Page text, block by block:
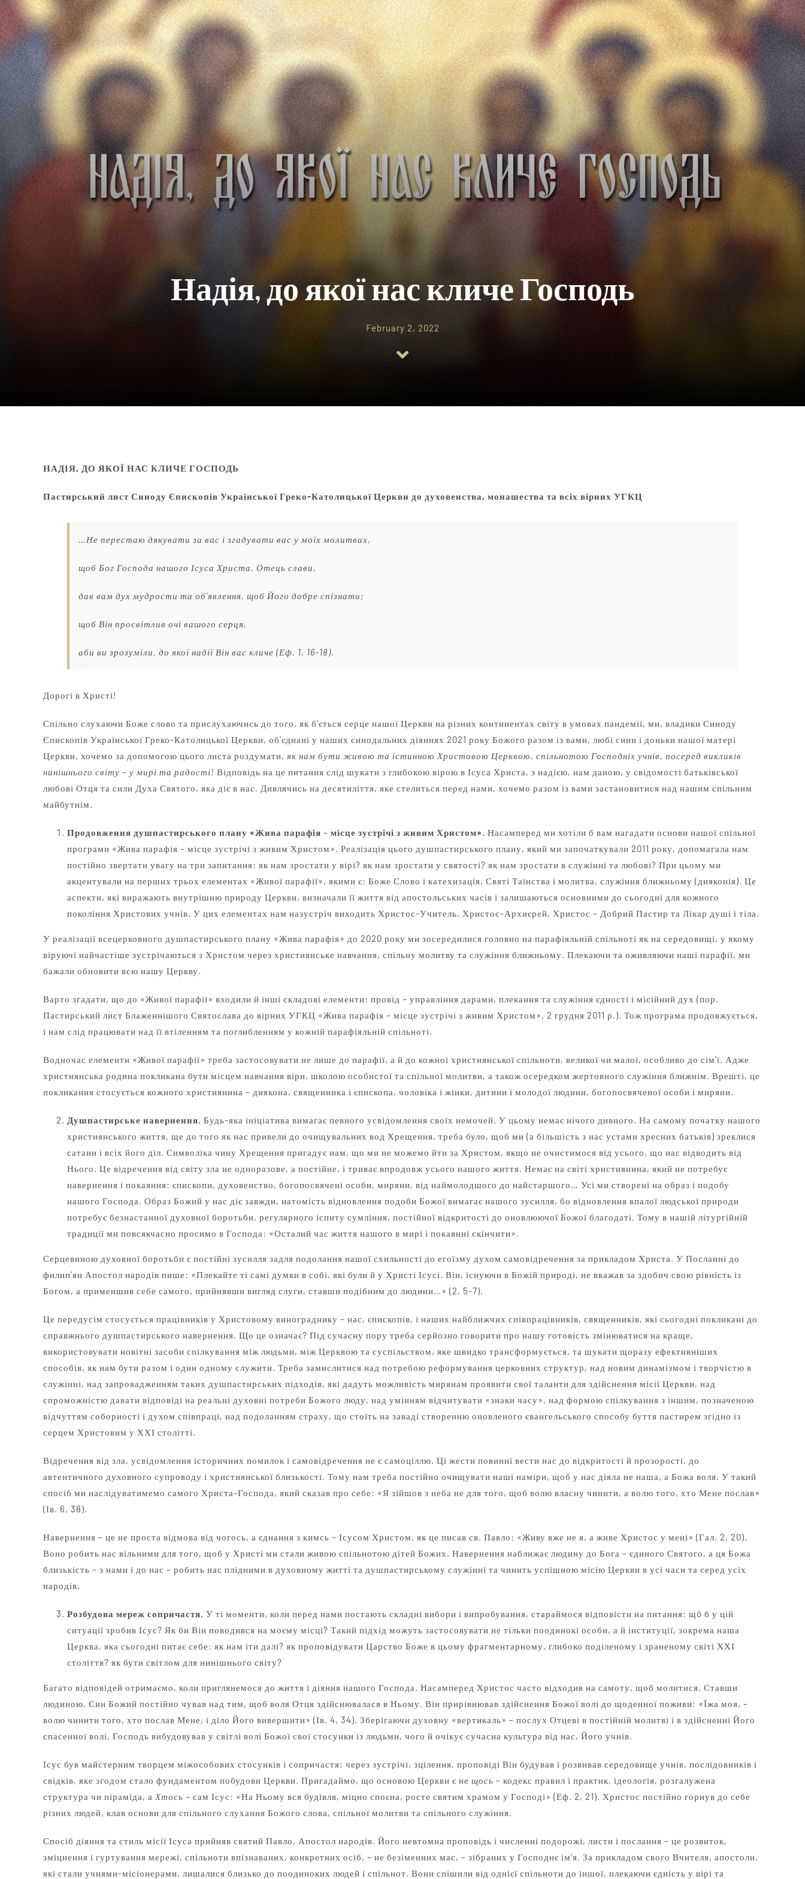
Надія, до якої нас кличе Господь
February 2, 2022
НАДІЯ, ДО ЯКОЇ НАС КЛИЧЕ ГОСПОДЬ
Пастирський лист Синоду Єпископів Української Греко-Католицької Церкви до духовенства, монашества та всіх вірних УГКЦ
…Не перестаю дякувати за вас і згадувати вас у моїх молитвах,
щоб Бог Господа нашого Ісуса Христа, Отець слави,
дав вам дух мудрости та об’явлення, щоб Його добре спізнати;
щоб Він просвітлив очі вашого серця,
аби ви зрозуміли, до якої надії Він вас кличе (Еф. 1, 16-18).
Дорогі в Христі!
Спільно слухаючи Боже слово та прислухаючись до того, як б’ється серце нашої Церкви на різних континентах світу в умовах пандемії, ми, владики Синоду
Єпископів Української Греко-Католицької Церкви, об’єднані у наших синодальних діяннях 2021 року Божого разом із вами, любі сини і доньки нашої матері
Церкви, хочемо за допомогою цього листа роздумати, як нам бути живою та істинною Христовою Церквою, спільнотою Господніх учнів, посеред викликів
нинішнього світу – у мирі та радості! Відповідь на це питання слід шукати з глибокою вірою в Ісуса Христа, з надією, нам даною, у свідомості батьківської
любові Отця та сили Духа Святого, яка діє в нас. Дивлячись на десятиліття, яке стелиться перед нами, хочемо разом із вами застановитися над нашим спільним
майбутнім.
Продовження душпастирського плану «Жива парафія – місце зустрічі з живим Христом». Насамперед ми хотіли б вам нагадати основи нашої спільної
програми «Жива парафія – місце зустрічі з живим Христом». Реалізація цього душпастирського плану, який ми започаткували 2011 року, допомагала нам
постійно звертати увагу на три запитання: як нам зростати у вірі? як нам зростати у святості? як нам зростати в служінні та любові? При цьому ми
акцентували на перших трьох елементах «Живої парафії», якими є: Боже Слово і катехизація, Святі Таїнства і молитва, служіння ближньому (дияконія). Це
аспекти, які виражають внутрішню природу Церкви, визначали її життя від апостольських часів і залишаються основними до сьогодні для кожного
покоління Христових учнів. У цих елементах нам назустріч виходить Христос-Учитель, Христос-Архиєрей, Христос – Добрий Пастир та Лікар душі і тіла.
У реалізації всецерковного душпастирського плану «Жива парафія» до 2020 року ми зосередилися головно на парафіяльній спільноті як на середовищі, у якому
віруючі найчастіше зустрічаються з Христом через християнське навчання, спільну молитву та служіння ближньому. Плекаючи та оживляючи наші парафії, ми
бажали обновити всю нашу Церкву.
Варто згадати, що до «Живої парафії» входили й інші складові елементи: провід – управління дарами, плекання та служіння єдності і місійний дух (пор.
Пастирський лист Блаженнішого Святослава до вірних УГКЦ «Жива парафія – місце зустрічі з живим Христом», 2 грудня 2011 р.). Тож програма продовжується,
і нам слід працювати над її втіленням та поглибленням у кожній парафіяльній спільноті.
Водночас елементи «Живої парафії» треба застосовувати не лише до парафії, а й до кожної християнської спільноти, великої чи малої, особливо до сім’ї. Адже
християнська родина покликана бути місцем навчання віри, школою особистої та спільної молитви, а також осередком жертовного служіння ближнім. Врешті, це
покликання стосується кожного християнина – диякона, священника і єпископа, чоловіка і жінки, дитини і молодої людини, богопосвяченої особи і миряни.
Душпастирське навернення. Будь-яка ініціатива вимагає певного усвідомлення своїх немочей. У цьому немає нічого дивного. На самому початку нашого
християнського життя, ще до того як нас привели до очищувальних вод Хрещення, треба було, щоб ми (а більшість з нас устами хресних батьків) зреклися
сатани і всіх його діл. Символіка чину Хрещення пригадує нам, що ми не можемо йти за Христом, якщо не очистимося від усього, що нас відводить від
Нього. Це відречення від світу зла не одноразове, а постійне, і триває впродовж усього нашого життя. Немає на світі християнина, який не потребує
навернення і покаяння: єпископи, духовенство, богопосвячені особи, миряни, від наймолодшого до найстаршого… Усі ми створені на образ і подобу
нашого Господа. Образ Божий у нас діє завжди, натомість відновлення подоби Божої вимагає нашого зусилля, бо відновлення впалої людської природи
потребує безнастанної духовної боротьби, регулярного іспиту сумління, постійної відкритості до оновлюючої Божої благодаті. Тому в нашій літургійній
традиції ми повсякчасно просимо в Господа: «Осталий час життя нашого в мирі і покаянні скінчити».
Серцевиною духовної боротьби є постійні зусилля задля подолання нашої схильності до егоїзму духом самовідречення за прикладом Христа. У Посланні до
филип’ян Апостол народів пише: «Плекайте ті самі думки в собі, які були й у Христі Ісусі. Він, існуючи в Божій природі, не вважав за здобич свою рівність із
Богом, а применшив себе самого, прийнявши вигляд слуги, ставши подібним до людини…» (2, 5-7).
Це передусім стосується працівників у Христовому винограднику – нас, єпископів, і наших найближчих співпрацівників, священників, які сьогодні покликані до
справжнього душпастирського навернення. Що це означає? Під сучасну пору треба серйозно говорити про нашу готовість змінюватися на краще,
використовувати новітні засоби спілкування між людьми, між Церквою та суспільством, яке швидко трансформується, та шукати щоразу ефективніших
способів, як нам бути разом і один одному служити. Треба замислитися над потребою реформування церковних структур, над новим динамізмом і творчістю в
служінні, над запровадженням таких душпастирських підходів, які дадуть можливість мирянам проявити свої таланти для здійснення місії Церкви, над
спроможністю давати відповіді на реальні духовні потреби Божого люду, над умінням відчитувати «знаки часу», над формою спілкування з іншим, позначеною
відчуттям соборності і духом співпраці, над подоланням страху, що стоїть на заваді створенню оновленого євангельського способу буття пастирем згідно із
серцем Христовим у ХХІ столітті.
Відречення від зла, усвідомлення історичних помилок і самовідречення не є самоціллю. Ці жести повинні вести нас до відкритості й прозорості, до
автентичного духовного супроводу і християнської близькості. Тому нам треба постійно очищувати наші наміри, щоб у нас діяла не наша, а Божа воля. У такий
спосіб ми наслідуватимемо самого Христа-Господа, який сказав про себе: «Я зійшов з неба не для того, щоб волю власну чинити, а волю того, хто Мене послав»
(Ів. 6, 38).
Навернення – це не проста відмова від чогось, а єднання з кимсь – Ісусом Христом, як це писав св. Павло: «Живу вже не я, а живе Христос у мені» (Гал. 2, 20).
Воно робить нас вільними для того, щоб у Христі ми стали живою спільнотою дітей Божих. Навернення наближає людину до Бога – єдиного Святого, а ця Божа
близькість – з нами і до нас – робить нас плідними в духовному житті та душпастирському служінні та чинить успішною місію Церкви в усі часи та серед усіх
народів.
Розбудова мереж сопричастя. У ті моменти, коли перед нами постають складні вибори і випробування, стараймося відповісти на питання: щó б у цій
ситуації зробив Ісус? Як би Він поводився на моєму місці? Такий підхід можуть застосовувати не тільки поодинокі особи, а й інституції, зокрема наша
Церква, яка сьогодні питає себе: як нам іти далі? як проповідувати Царство Боже в цьому фрагментарному, глибоко поділеному і зраненому світі ХХІ
століття? як бути світлом для нинішнього світу?
Багато відповідей отримаємо, коли приглянемося до життя і діяння нашого Господа. Насамперед Христос часто відходив на самоту, щоб молитися. Ставши
людиною, Син Божий постійно чував над тим, щоб воля Отця здійснювалася в Ньому. Він прирівнював здійснення Божої волі до щоденної поживи: «Їжа моя, –
волю чинити того, хто послав Мене, і діло Його вивершити» (Ів. 4, 34). Зберігаючи духовну «вертикаль» – послух Отцеві в постійній молитві і в здійсненні Його
спасенної волі, Господь вибудовував у світлі волі Божої свої стосунки із людьми, чого й очікує сучасна культура від нас, Його учнів.
Ісус був майстерним творцем міжособових стосунків і сопричастя: через зустрічі, зцілення, проповіді Він будував і розвивав середовище учнів, послідовників і
свідків, яке згодом стало фундаментом побудови Церкви. Пригадаймо, що основою Церкви є не щось – кодекс правил і практик, ідеологія, розгалужена
структура чи піраміда, а Хтось – сам Ісус: «На Ньому вся будівля, міцно споєна, росте святим храмом у Господі» (Еф. 2, 21). Христос постійно горнув до себе
різних людей, клав основи для спільного слухання Божого слова, спільної молитви та спільного служіння.
Спосіб діяння та стиль місії Ісуса прийняв святий Павло, Апостол народів. Його невтомна проповідь і численні подорожі, листи і послання – це розвиток,
зміцнення і гуртування мережі, спільноти впізнаваних, конкретних осіб, – не безіменних мас, – зібраних у Господнє ім’я. За прикладом свого Вчителя, апостоли,
які стали учнями-місіонерами, лишалися близько до поодиноких людей і спільнот. Вони спішили від однієї спільноти до іншої, плекаючи єдність у вірі та